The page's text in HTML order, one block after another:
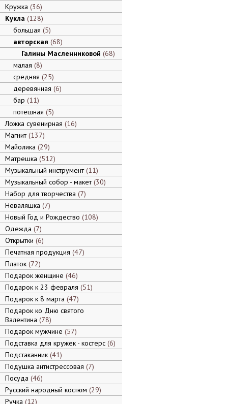
Кружка 36
Кукла 128
большая 5
авторская 68
Галины Масленниковой 68
малая 8
средняя 25
деревянная 6
бар 11
потешная 5
Ложка сувенирная 16
Магнит 137
Майолика 29
Матрешка 512
Музыкальный инструмент 11
Музыкальный собор - макет 30
Набор для творчества 7
Неваляшка 7
Новый Год и Рождество 108
Одежда 7
Открытки 6
Печатная продукция 47
Платок 72
Подарок женщине 46
Подарок к 23 февраля 51
Подарок к 8 марта 47
Подарок ко Дню святого
Валентина 78
Подарок мужчине 57
Подставка для кружек - костерс 6
Подстаканник 41
Подушка антистрессовая 7
Посуда 46
Русский народный костюм 29
Ручка 12